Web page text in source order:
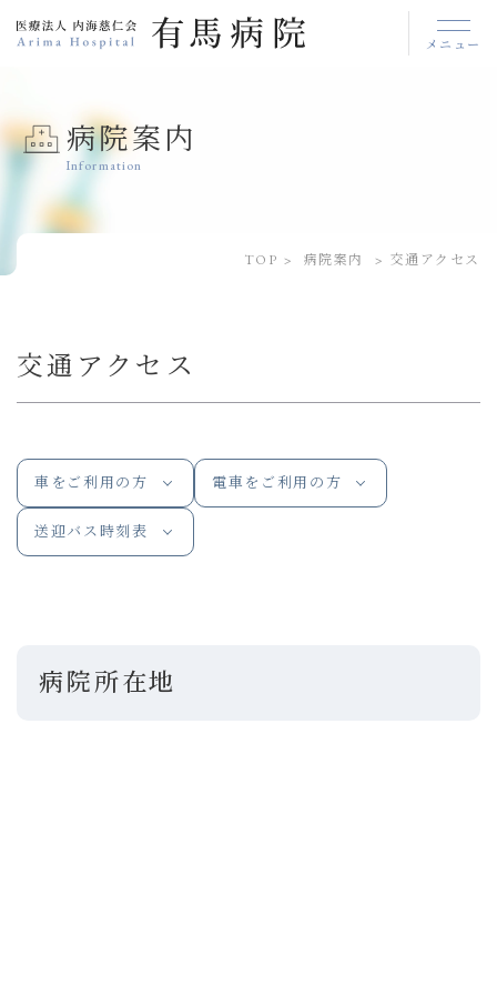
メニュー
病院案内
Information
TOP 病院案内 交通アクセス
交通アクセス
車をご利用の方 電車をご利用の方
送迎バス時刻表
病院所在地